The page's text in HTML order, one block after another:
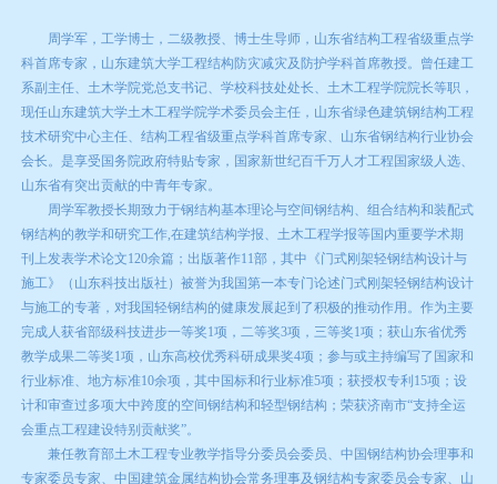
周学军，工学博士，二级教授、博士生导师，山东省结构工程省级重点学
科首席专家，山东建筑大学工程结构防灾减灾及防护学科首席教授。曾任建工
系副主任、土木学院党总支书记、学校科技处处长、土木工程学院院长等职，
现任山东建筑大学土木工程学院学术委员会主任，山东省绿色建筑钢结构工程
技术研究中心主任、结构工程省级重点学科首席专家、山东省钢结构行业协会
会长。是享受国务院政府特贴专家，国家新世纪百千万人才工程国家级人选、
山东省有突出贡献的中青年专家。
周学军教授长期致力于钢结构基本理论与空间钢结构、组合结构和装配式
钢结构的教学和研究工作,在建筑结构学报、土木工程学报等国内重要学术期
刊上发表学术论文120余篇；出版著作11部，其中《门式刚架轻钢结构设计与
施工》（山东科技出版社）被誉为我国第一本专门论述门式刚架轻钢结构设计
与施工的专著，对我国轻钢结构的健康发展起到了积极的推动作用。作为主要
完成人获省部级科技进步一等奖1项，二等奖3项，三等奖1项；获山东省优秀
教学成果二等奖1项，山东高校优秀科研成果奖4项；参与或主持编写了国家和
行业标准、地方标准10余项，其中国标和行业标准5项；获授权专利15项；设
计和审查过多项大中跨度的空间钢结构和轻型钢结构；荣获济南市“支持全运
会重点工程建设特别贡献奖”。
兼任教育部土木工程专业教学指导分委员会委员、中国钢结构协会理事和
专家委员专家、中国建筑金属结构协会常务理事及钢结构专家委员会专家、山